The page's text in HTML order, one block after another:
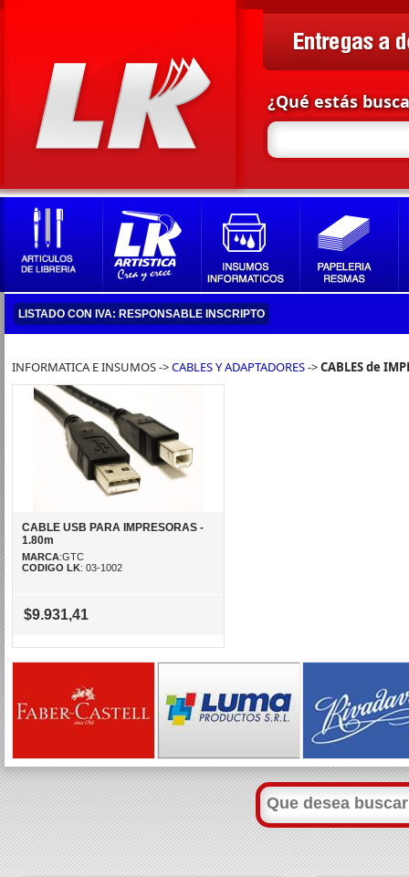
¿Qué estás
LISTADO CON IVA: RESPONSABLE INSCRIPTO
INFORMATICA E INSUMOS ->CABLES Y ADAPTADORES->CABLES de
CABLE USB PARA IMPRESORAS -
1.80m
MARCA:GTC
CODIGO LK: 03-1002
$9.931,41